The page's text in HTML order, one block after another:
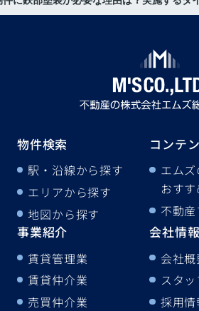
物件検索
駅・沿線から探す
エリアから探す
地図から探す
コンテ
エム
おす
不動
事業紹介
賃貸管理業
賃貸仲介業
売買仲介業
会社情報
会社概
スタ
採用情